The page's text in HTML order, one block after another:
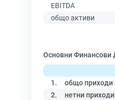
EBITDA
общо активи
Основни
1.
общо приходи
2. нетни